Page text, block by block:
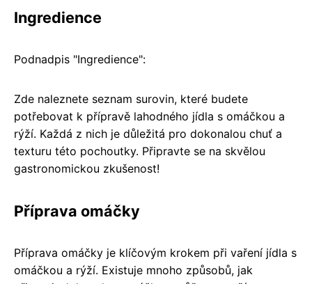
Ingredience
Podnadpis "Ingredience":
Zde naleznete seznam surovin, které budete
potřebovat k přípravě lahodného jídla s omáčkou a
rýží. Každá z nich je důležitá pro dokonalou chuť a
texturu této pochoutky. Připravte se na skvělou
gastronomickou zkušenost!
Příprava omáčky
Příprava omáčky je klíčovým krokem při vaření jídla s
omáčkou a rýží. Existuje mnoho způsobů, jak